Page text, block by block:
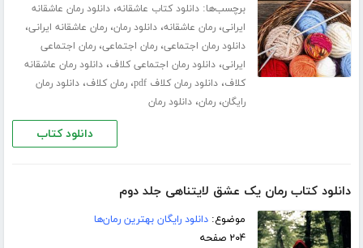
برچسب‌ها:دانلود کتاب عاشقانه،دانلود رمان عاشقانه
ایرانی،رمان عاشقانه،دانلود رمان،رمان عاشقانه ایرانی،
دانلود رمان اجتماعی،رمان اجتماعی،رمان اجتماعی
ایرانی،دانلود رمان اجتماعی کلاف،دانلود رمان عاشقانه
کلاف،دانلود رمان کلاف pdf ،رمان کلاف،دانلود رمان
رایگان،رمان،دانلود رمان
دانلود کتاب
دانلود کتاب رمان یک عشق لایتناهی جلد دوم
موضوع:دانلود رایگان بهترین رمان‌ها
۲۰۴ صفحه